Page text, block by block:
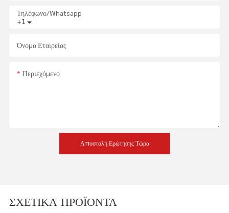
+1
Τηλέφωνο/whatsapp
Όνομα Εταιρείας
Περιεχόμενο
Αποστολή Ερώτησης Τώρα
ΣΧΕΤΙΚΆ ΠΡΟΪΌΝΤΑ